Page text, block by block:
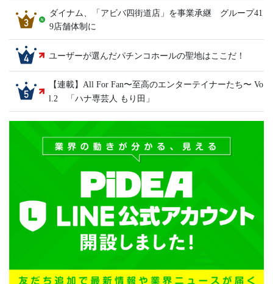
ダイナム、「アビバ四街道店」を事業承継 グループ41
9店舗体制に
ユーザーが選んだパチンコホールの聖地はここだ！
【連載】All For Fan〜至高のエンターテイナーたち〜 Vo
l.2 「ハナ専芸人 もり田」